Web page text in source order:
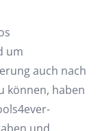
um
auch nach
können, haben